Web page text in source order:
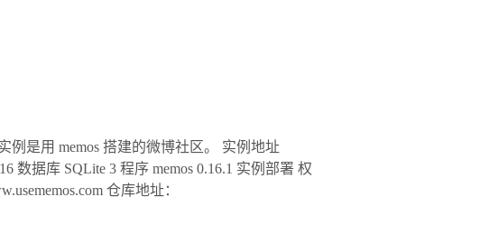
实例是用 memos 搭建的微博社区。 实例地址
数据库 SQLite 3 程序 memos 0.16.1 实例部署 权
仓库地址：